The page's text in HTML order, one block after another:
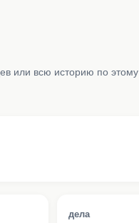
или всю историю по этому
дела